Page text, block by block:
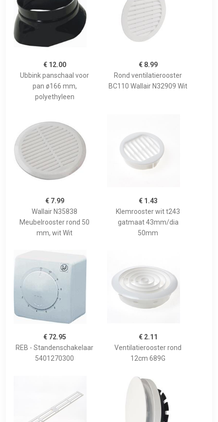
€ 12.00
Ubbink panschaal voor
pan ø166 mm,
polyethyleen
€ 8.99
Rond ventilatierooster
BC110 Wallair N32909 Wit
€ 7.99
Wallair N35838
Meubelrooster rond 50
mm, wit Wit
€ 1.43
Klemrooster wit t243
gatmaat 43mm/dia
50mm
€ 72.95
REB - Standenschakelaar
5401270300
€ 2.11
Ventilatierooster rond
12cm 689G